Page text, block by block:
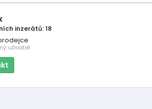
inzerátů: 18
uživatel